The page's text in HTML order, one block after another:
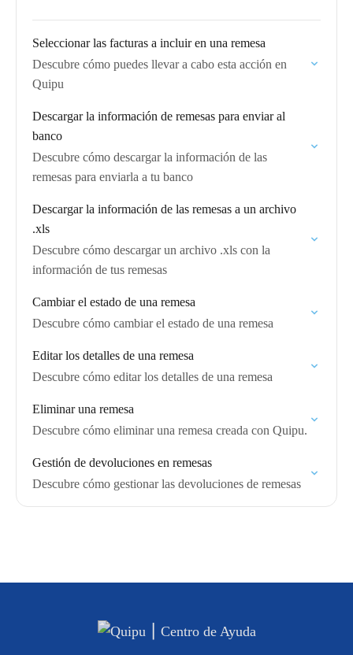
Seleccionar las facturas a incluir en una remesa
Descubre cómo puedes llevar a cabo esta acción en
Quipu
Descargar la información de remesas para enviar al
banco
Descubre cómo descargar la información de las
remesas para enviarla a tu banco
Descargar la información de las remesas a un archivo
.xls
Descubre cómo descargar un archivo .xls con la
información de tus remesas
Cambiar el estado de una remesa
Descubre cómo cambiar el estado de una remesa
Editar los detalles de una remesa
Descubre cómo editar los detalles de una remesa
Eliminar una remesa
Descubre cómo eliminar una remesa creada con Quipu.
Gestión de devoluciones en remesas
Descubre cómo gestionar las devoluciones de remesas